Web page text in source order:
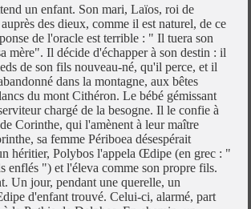
un enfant. Son mari, Laïos, roi de
des dieux, comme il est naturel, de ce
de l'oracle est terrible : " Il tuera son
mère". Il décide d'échapper à son destin : il
de son fils nouveau-né, qu'il perce, et il
dans la montagne, aux bêtes
du mont Cithéron. Le bébé gémissant
chargé de la besogne. Il le confie à
Corinthe, qui l'amènent à leur maître
sa femme Périboea désespérait
héritier, Polybos l'appela Œdipe (en grec : "
enflés ") et l'éleva comme son propre fils.
Un jour, pendant une querelle, un
d'enfant trouvé. Celui-ci, alarmé, part